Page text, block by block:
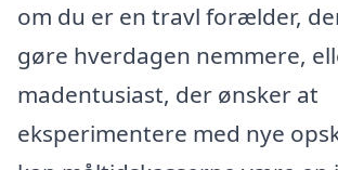
om du er en travl forælder,
gøre hverdagen nemmere,
madentusiast, der ønsker at
eksperimentere med nye